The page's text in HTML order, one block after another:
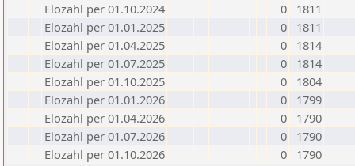
Elozahl per 01.10.2024
0
1811
Elozahl per 01.01.2025
0
1811
Elozahl per 01.04.2025
0
1814
Elozahl per 01.07.2025
0
1814
Elozahl per 01.10.2025
0
1804
Elozahl per 01.01.2026
0
1799
Elozahl per 01.04.2026
0
1790
Elozahl per 01.07.2026
0
1790
Elozahl per 01.10.2026
0 1790